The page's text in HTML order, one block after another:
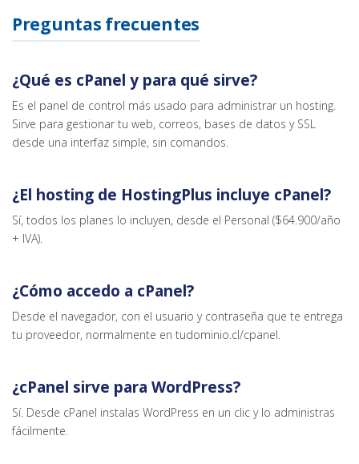
Preguntas frecuentes
¿Qué es cPanel y para qué sirve?
Es el panel de control más usado para administrar un hosting.
Sirve para gestionar tu web, correos, bases de datos y SSL
desde una interfaz simple, sin comandos.
¿El hosting de HostingPlus incluye cPanel?
Sí, todos los planes lo incluyen, desde el Personal ($64.900/año
+ IVA).
¿Cómo accedo a cPanel?
Desde el navegador, con el usuario y contraseña que te entrega
tu proveedor, normalmente en tudominio.cl/cpanel.
¿cPanel sirve para WordPress?
Sí. Desde cPanel instalas WordPress en un clic y lo administras
fácilmente.